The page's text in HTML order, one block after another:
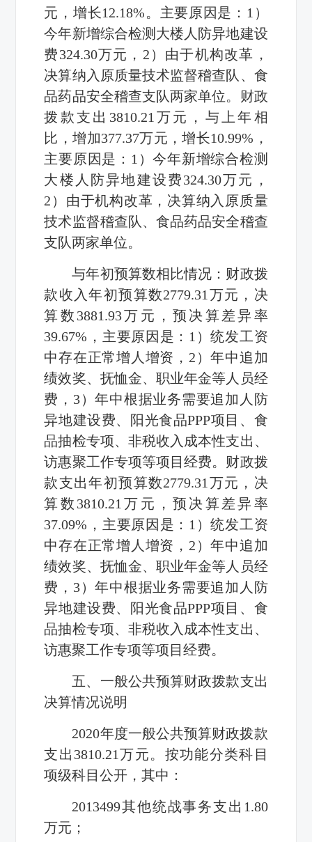
元，增长12.18%。主要原因是：1）
今年新增综合检测大楼人防异地建设
费324.30万元，2）由于机构改革，
决算纳入原质量技术监督稽查队、食
品药品安全稽查支队两家单位。财政
拨款支出3810.21万元，与上年相
比，增加377.37万元，增长10.99%，
主要原因是：1）今年新增综合检测
大楼人防异地建设费324.30万元，
2）由于机构改革，决算纳入原质量
技术监督稽查队、食品药品安全稽查
支队两家单位。
与年初预算数相比情况：财政拨
款收入年初预算数2779.31万元，决
算数3881.93万元，预决算差异率
39.67%，主要原因是：1）统发工资
中存在正常增人增资，2）年中追加
绩效奖、抚恤金、职业年金等人员经
费，3）年中根据业务需要追加人防
异地建设费、阳光食品PPP项目、食
品抽检专项、非税收入成本性支出、
访惠聚工作专项等项目经费。财政拨
款支出年初预算数2779.31万元，决
算数3810.21万元，预决算差异率
37.09%，主要原因是：1）统发工资
中存在正常增人增资，2）年中追加
绩效奖、抚恤金、职业年金等人员经
费，3）年中根据业务需要追加人防
异地建设费、阳光食品PPP项目、食
品抽检专项、非税收入成本性支出、
访惠聚工作专项等项目经费。
五、一般公共预算财政拨款支出
决算情况说明
2020年度一般公共预算财政拨款
支出3810.21万元。按功能分类科目
项级科目公开，其中：
2013499其他统战事务支出1.80
万元；